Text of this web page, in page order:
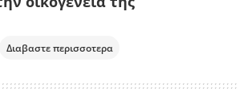
Διαβαστε περισσοτερα